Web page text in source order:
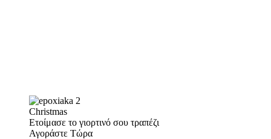
Christmas
Ετοίμασε το γιορτινό σου τραπέζι
Αγοράστε Τώρα